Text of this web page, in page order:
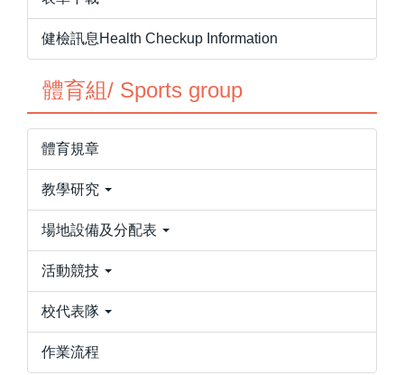
健檢訊息Health Checkup Information
體育組/ Sports group
體育規章
教學研究
場地設備及分配表
活動競技
校代表隊
作業流程